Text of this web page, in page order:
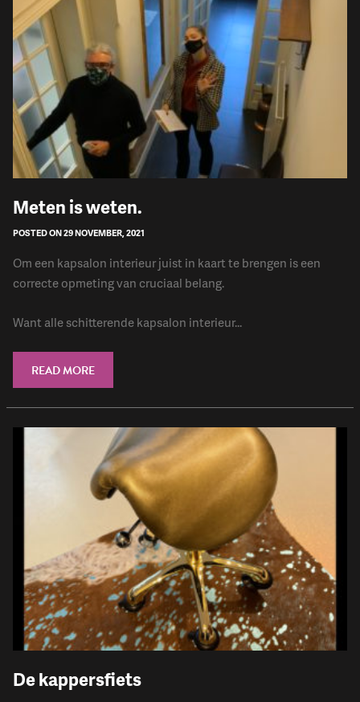
​Meten is weten.
POSTED ON 29 NOVEMBER, 2021
Om een kapsalon interieur juist in kaart te brengen is een
correcte opmeting van cruciaal belang.
Want alle schitterende kapsalon interieur...
READ MORE
De kappersfiets